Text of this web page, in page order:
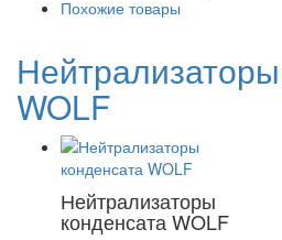
Похожие товары
WOLF
Нейтрализаторы
конденсата WOLF